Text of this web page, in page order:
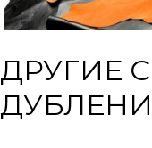
ДРУГИЕ